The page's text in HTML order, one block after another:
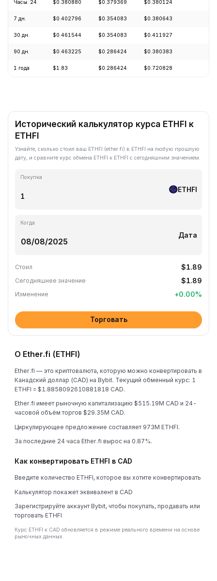
Часы: 24 $0.380880 $0.379369 $0.380124
7 дн. $0.402796 $0.354083 $0.380643
30 дн. $0.461544 $0.354083 $0.411927
90 дн. $0.463225 $0.286424 $0.380383
1 года $1.83 $0.286424 $0.720828
Исторический калькулятор курса ETHFI к
ETHFI
Узнайте, сколько стоил ваш ETHFI (ether.fi) в ETHFI на любую прошлую
дату, и сравните курс обмена ETHFI к ETHFI с сегодняшним значением.
Покупка
ETHFI
Когда
Дата
Стоил $1.89
Сегодняшнее значение $1.89
Изменение +0.00%
Торговать
О Ether.fi (ETHFI)
Ether.fi — это криптовалюта, которую можно конвертировать в
Канадский доллар (CAD) на Bybit. Текущий обменный курс: 1
ETHFI = $1.8858092610881818 CAD.
Ether.fi имеет рыночную капитализацию $515.19M CAD и 24-
часовой объём торгов $29.35M CAD.
Циркулирующее предложение составляет 973M ETHFI.
За последние 24 часа Ether.fi вырос на 0.87%.
Как конвертировать ETHFI в CAD
Введите количество ETHFI, которое вы хотите конвертировать
Калькулятор покажет эквивалент в CAD
Зарегистрируйте аккаунт Bybit, чтобы покупать, продавать или
торговать ETHFI
Курс ETHFI к CAD обновляется в режиме реального времени на основе
рыночных данных.